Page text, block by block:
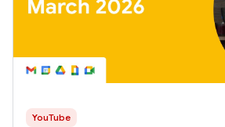
YouTube